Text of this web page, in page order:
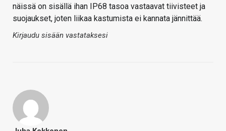
näissä on sisällä ihan IP68 tasoa vastaavat tiivisteet ja
suojaukset, joten liikaa kastumista ei kannata jännittää.
Kirjaudu sisään vastataksesi